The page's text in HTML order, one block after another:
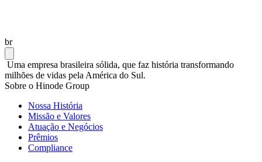
br
Uma empresa brasileira sólida, que faz história transformando
milhões de vidas pela América do Sul.
Sobre o Hinode Group
Nossa História
Missão e Valores
Atuação e Negócios
Prêmios
Compliance